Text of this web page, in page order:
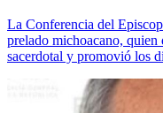
La Conferencia del
prelado michoacano, quien
sacerdotal y promovió los